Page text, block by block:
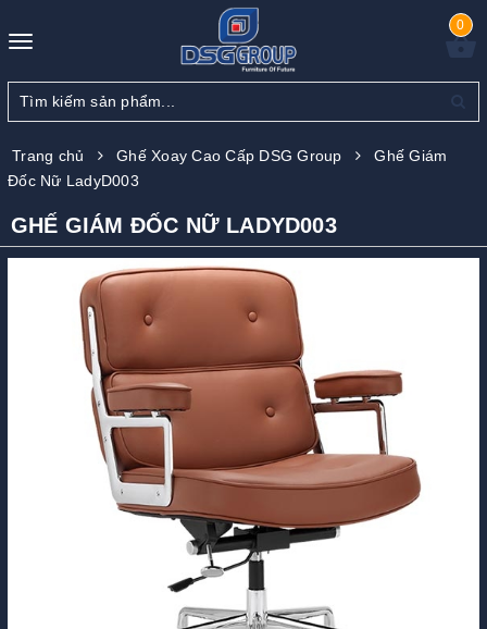
Toggle
0
Trang chủ Ghế Xoay Cao Cấp DSG Group
Ghế Giám
Đốc Nữ LadyD003
GHẾ GIÁM ĐỐC NỮ LADYD003